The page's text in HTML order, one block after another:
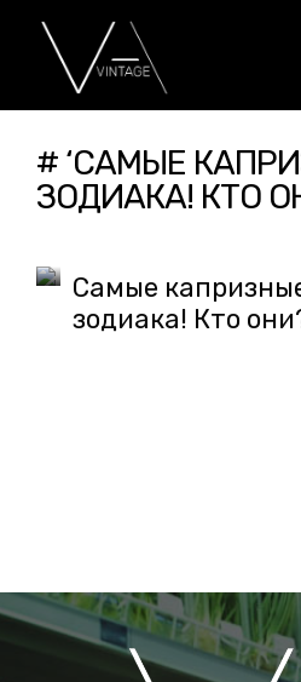
# ‘САМЫЕ
ЗОДИАКА! КТО
Самые
зодиака! Кто